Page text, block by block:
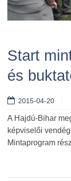
Start
és
2015-04-20
A Hajdú-Bihar
képviselői
Mintaprogram